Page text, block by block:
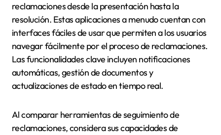
reclamaciones desde la presentación hasta la
resolución. Estas aplicaciones a menudo cuentan con
interfaces fáciles de usar que permiten a los usuarios
navegar fácilmente por el proceso de reclamaciones.
Las funcionalidades clave incluyen notificaciones
automáticas, gestión de documentos y
actualizaciones de estado en tiempo real.
Al comparar herramientas de seguimiento de
reclamaciones, considera sus capacidades de